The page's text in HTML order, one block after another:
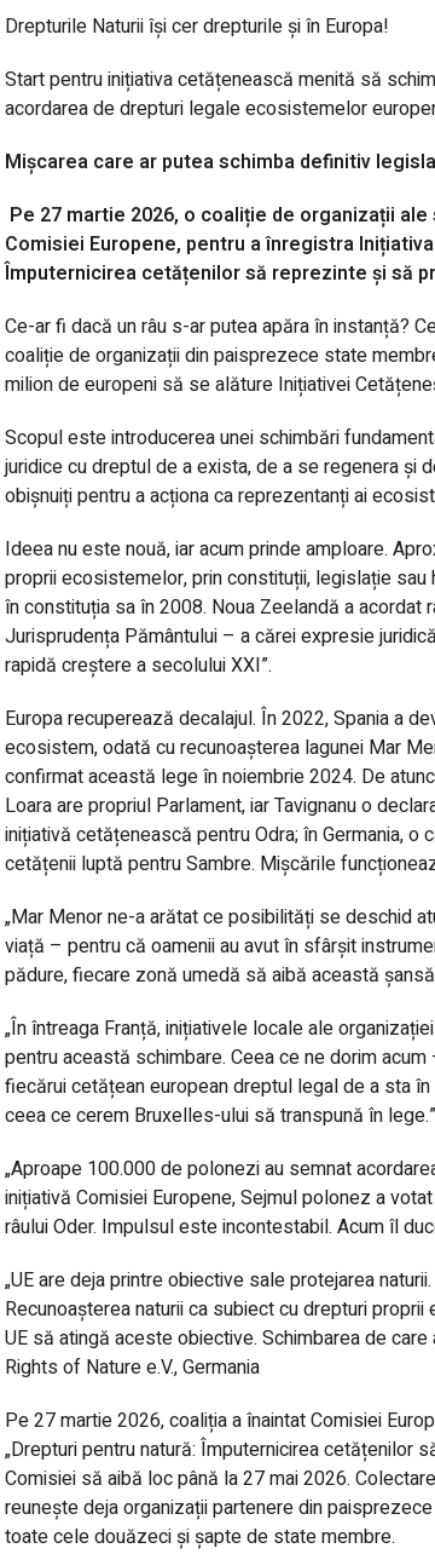
Drepturile Naturii își cer drepturile și în Europa!
Start pentru inițiativa cetățenească menită să
acordarea de drepturi legale ecosistemelor
Mișcarea care ar putea schimba definitiv
Pe 27 martie 2026, o coaliție de organizații
Comisiei Europene, pentru a înregistra
Împuternicirea cetățenilor să reprezinte și să
Ce-ar fi dacă un râu s-ar putea apăra în instanță?
coaliție de organizații din paisprezece state
milion de europeni să se alăture Inițiativei
Scopul este introducerea unei schimbări
juridice cu dreptul de a exista, de a se regenera și
obișnuiți pentru a acționa ca reprezentanți ai
Ideea nu este nouă, iar acum prinde amploare.
proprii ecosistemelor, prin constituții, legislație
în constituția sa în 2008. Noua Zeelandă a acordat
Jurisprudența Pământului – a cărei expresie
rapidă creștere a secolului XXI”.
Europa recuperează decalajul. În 2022, Spania a
ecosistem, odată cu recunoașterea lagunei Mar
confirmat această lege în noiembrie 2024. De
Loara are propriul Parlament, iar Tavignanu o
inițiativă cetățenească pentru Odra; în Germania,
cetățenii luptă pentru Sambre. Mișcările
„Mar Menor ne-a arătat ce posibilități se deschid
viață – pentru că oamenii au avut în sfârșit
pădure, fiecare zonă umedă să aibă această
„În întreaga Franță, inițiativele locale ale
pentru această schimbare. Ceea ce ne dorim
fiecărui cetățean european dreptul legal de a sta
ceea ce cerem Bruxelles-ului să transpună în
„Aproape 100.000 de polonezi au semnat
inițiativă Comisiei Europene, Sejmul polonez a
râului Oder. Impulsul este incontestabil. Acum îl
„UE are deja printre obiective sale protejarea
Recunoașterea naturii ca subiect cu drepturi
UE să atingă aceste obiective. Schimbarea de
Rights of Nature e.V., Germania
Pe 27 martie 2026, coaliția a înaintat Comisiei
„Drepturi pentru natură: Împuternicirea
Comisiei să aibă loc până la 27 mai 2026.
reunește deja organizații partenere din
toate cele douăzeci și șapte de state membre.